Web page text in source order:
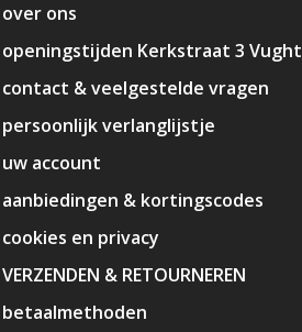
over ons
openingstijden Kerkstraat 3 Vught
contact & veelgestelde vragen
persoonlijk verlanglijstje
uw account
aanbiedingen & kortingscodes
cookies en privacy
VERZENDEN & RETOURNEREN
betaalmethoden